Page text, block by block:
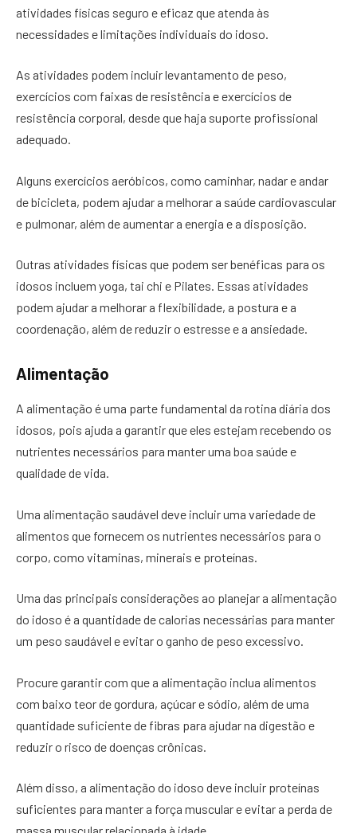
atividades físicas seguro e eficaz que atenda às
necessidades e limitações individuais do idoso.
As atividades podem incluir levantamento de peso,
exercícios com faixas de resistência e exercícios de
resistência corporal, desde que haja suporte profissional
adequado.
Alguns exercícios aeróbicos, como caminhar, nadar e andar
de bicicleta, podem ajudar a melhorar a saúde cardiovascular
e pulmonar, além de aumentar a energia e a disposição.
Outras atividades físicas que podem ser benéficas para os
idosos incluem yoga, tai chi e Pilates. Essas atividades
podem ajudar a melhorar a flexibilidade, a postura e a
coordenação, além de reduzir o estresse e a ansiedade.
Alimentação
A alimentação é uma parte fundamental da rotina diária dos
idosos, pois ajuda a garantir que eles estejam recebendo os
nutrientes necessários para manter uma boa saúde e
qualidade de vida.
Uma alimentação saudável deve incluir uma variedade de
alimentos que fornecem os nutrientes necessários para o
corpo, como vitaminas, minerais e proteínas.
Uma das principais considerações ao planejar a alimentação
do idoso é a quantidade de calorias necessárias para manter
um peso saudável e evitar o ganho de peso excessivo.
Procure garantir com que a alimentação inclua alimentos
com baixo teor de gordura, açúcar e sódio, além de uma
quantidade suficiente de fibras para ajudar na digestão e
reduzir o risco de doenças crônicas.
Além disso, a alimentação do idoso deve incluir proteínas
suficientes para manter a força muscular e evitar a perda de